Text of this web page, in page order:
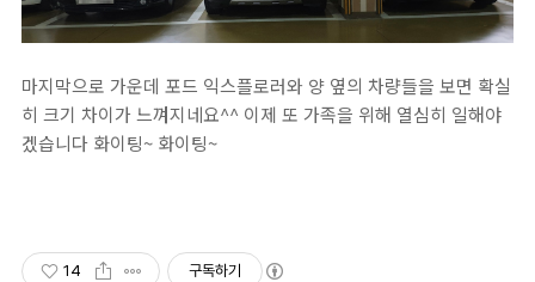
마지막으로 가운데 포드 익스플로러와 양 옆의 차량들을 보면 확실
히 크기 차이가 느껴지네요^^ 이제 또 가족을 위해 열심히 일해야
겠습니다 화이팅~ 화이팅~
14 구독하기